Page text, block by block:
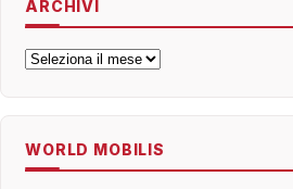
ARCHIVI
Archivi
WORLD MOBILIS